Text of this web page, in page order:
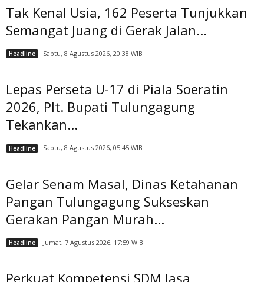
Tak Kenal Usia, 162 Peserta Tunjukkan
Semangat Juang di Gerak Jalan...
Headline Sabtu, 8 Agustus 2026, 20:38 WIB
Lepas Perseta U-17 di Piala Soeratin
2026, Plt. Bupati Tulungagung
Tekankan...
Headline Sabtu, 8 Agustus 2026, 05:45 WIB
Gelar Senam Masal, Dinas Ketahanan
Pangan Tulungagung Sukseskan
Gerakan Pangan Murah...
Headline Jumat, 7 Agustus 2026, 17:59 WIB
Perkuat Kompetensi SDM Jasa